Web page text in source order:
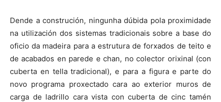
Dende a construción, ningunha dúbida pola proximidade
na utilización dos sistemas tradicionais sobre a base do
oficio da madeira para a estrutura de forxados de teito e
de acabados en parede e chan, no colector orixinal (con
cuberta en tella tradicional), e para a figura e parte do
novo programa proxectado cara ao exterior muros de
carga de ladrillo cara vista con cuberta de cinc tamén